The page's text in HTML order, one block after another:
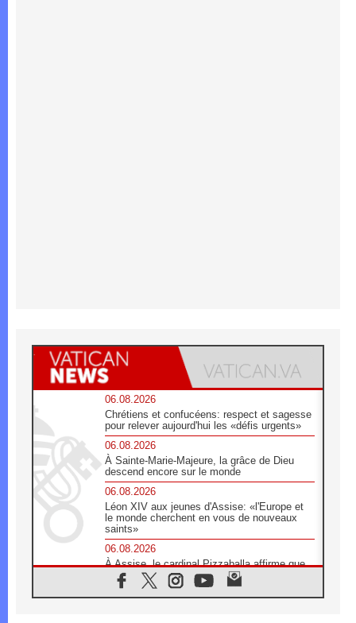
06.08.2026
Chrétiens et confucéens: respect et sagesse
pour relever aujourd'hui les «défis urgents»
06.08.2026
À Sainte-Marie-Majeure, la grâce de Dieu
descend encore sur le monde
06.08.2026
Léon XIV aux jeunes d'Assise: «l'Europe et
le monde cherchent en vous de nouveaux
saints»
06.08.2026
À Assise, le cardinal Pizzaballa affirme que
«les chrétiens veulent la paix»
06.08.2026